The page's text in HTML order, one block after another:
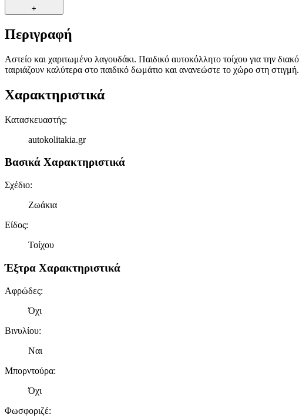
+
Περιγραφή
Αστείο και χαριτωμένο λαγουδάκι. Παιδικό αυτοκόλλητο τοίχου για την
ταιριάζουν καλύτερα στο παιδικό δωμάτιο και ανανεώστε το χώρο στη
Χαρακτηριστικά
Κατασκευαστής:
autokolitakia.gr
Βασικά Χαρακτηριστικά
Σχέδιο:
Ζωάκια
Είδος:
Τοίχου
Έξτρα Χαρακτηριστικά
Αφρώδες:
Όχι
Βινυλίου:
Ναι
Μπορντούρα:
Όχι
Φωσφοριζέ: